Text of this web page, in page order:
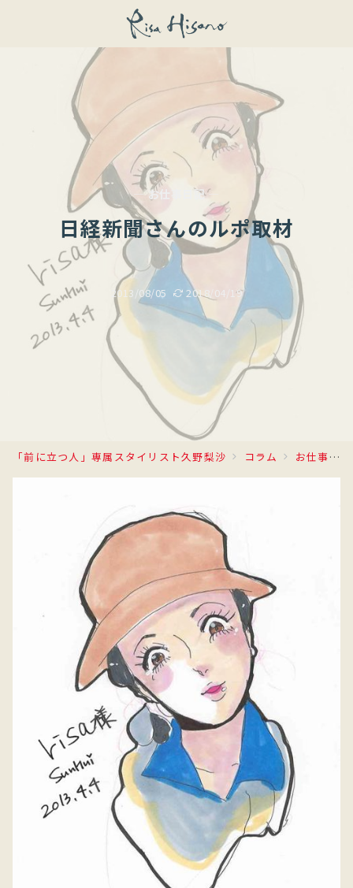
— お仕事日記 —
日経新聞さんのルポ取材
2013/08/05 2018/04/19
「前に立つ人」専属スタイリスト久野梨沙 コラム お仕事日記